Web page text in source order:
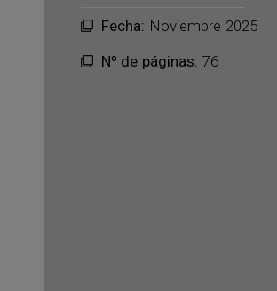
Fecha: Noviembre 2025
Nº de páginas: 76